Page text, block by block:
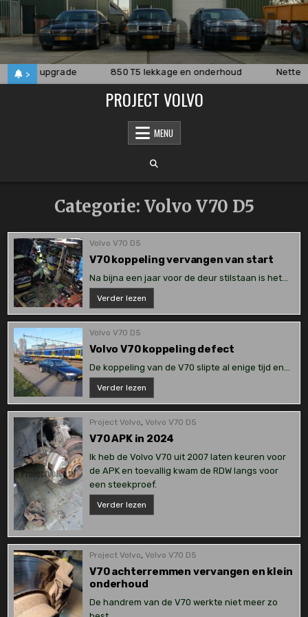
Skip
to
content
> upgrade 850 T5 lekkage en onderhoud Nette
PROJECT VOLVO
MENU
Categorie: Volvo V70 D5
Volvo V70 D5
V70 koppeling vervangen van start
Na bijna een jaar voor de deur stilstaan is het…
Verder lezen
koppeling
vervangen
van
Volvo V70 D5
Volvo V70 koppeling defect
De koppeling van de V70 slipte al enige tijd en…
Verder lezen
V70
koppeling
defect
Project Volvo,Volvo V70 D5
V70 APK in 2024
Ik heb de Volvo V70 uit 2007 laten keuren voor
de APK en toevallig kwam de RDW langs voor
een steekproef.
Verder lezen
APK
Project Volvo,Volvo V70 D5
V70 achterremmen vervangen en klein
onderhoud
De handrem van de V70 werkte niet meer zo